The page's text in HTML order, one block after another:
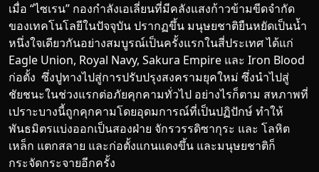
เมื่อ “ไซเรน” กองกำลังเอเลี่ยนที่มีคลังแสงก้าวข้ามขีดจำกัด
ของเทคโนโลยีในปัจจุบัน ปรากฏขึ้น มนุษยชาติยืนหยัดเป็นน้ำ
หนึ่งใจเดียวกันอย่างสมบูรณ์เป็นครั้งแรกในสี่ประเทศ ได้แก่
Eagle Union, Royal Navy, Sakura Empire และ Iron Blood
ก่อตั้ง ซึ่งปูทางไปสู่การปรับปรุงสงครามยุคใหม่ ซึ่งนำไปสู่
ชัยชนะในช่วงแรกต่อภัยคุกคามทั่วไป อย่างไรก็ตาม สหภาพที่
เปราะบางนี้ถูกคุกคามโดยอุดมการณ์ที่เป็นปฏิปักษ์ ทำให้
พันธมิตรแบ่งออกเป็นสองฝ่าย จักรวรรดิซากุระ และ โลหิต
เหล็ก แตกสลาย และก่อตั้งแกนแดงขึ้น และมนุษยชาติก็
กระจัดกระจายอีกครั้ง